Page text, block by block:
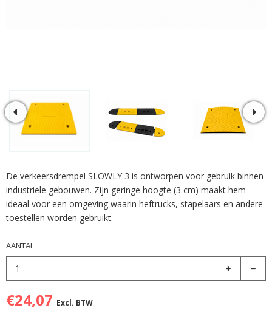
De verkeersdrempel SLOWLY 3 is ontworpen voor gebruik binnen
industriële gebouwen. Zijn geringe hoogte (3 cm) maakt hem
ideaal voor een omgeving waarin heftrucks, stapelaars en andere
toestellen worden gebruikt.
AANTAL
€24,07 Excl. BTW